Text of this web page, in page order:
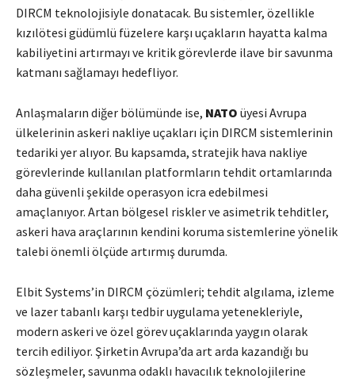
DIRCM teknolojisiyle donatacak. Bu sistemler, özellikle
kızılötesi güdümlü füzelere karşı uçakların hayatta kalma
kabiliyetini artırmayı ve kritik görevlerde ilave bir savunma
katmanı sağlamayı hedefliyor.
Anlaşmaların diğer bölümünde ise, NATO üyesi Avrupa
ülkelerinin askeri nakliye uçakları için DIRCM sistemlerinin
tedariki yer alıyor. Bu kapsamda, stratejik hava nakliye
görevlerinde kullanılan platformların tehdit ortamlarında
daha güvenli şekilde operasyon icra edebilmesi
amaçlanıyor. Artan bölgesel riskler ve asimetrik tehditler,
askeri hava araçlarının kendini koruma sistemlerine yönelik
talebi önemli ölçüde artırmış durumda.
Elbit Systems’in DIRCM çözümleri; tehdit algılama, izleme
ve lazer tabanlı karşı tedbir uygulama yetenekleriyle,
modern askeri ve özel görev uçaklarında yaygın olarak
tercih ediliyor. Şirketin Avrupa’da art arda kazandığı bu
sözleşmeler, savunma odaklı havacılık teknolojilerine